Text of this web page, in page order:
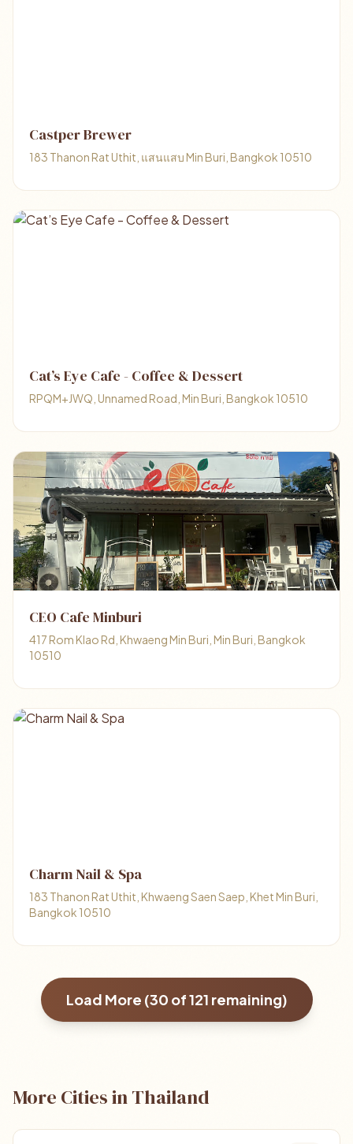
Castper Brewer
183 Thanon Rat Uthit, แสนแสบ Min Buri, Bangkok 10510
Cat’s Eye Cafe - Coffee & Dessert
RPQM+JWQ, Unnamed Road, Min Buri, Bangkok 10510
CEO Cafe Minburi
417 Rom Klao Rd, Khwaeng Min Buri, Min Buri, Bangkok
10510
Charm Nail & Spa
183 Thanon Rat Uthit, Khwaeng Saen Saep, Khet Min Buri,
Bangkok 10510
Load More (30 of121 remaining)
More Cities in Thailand